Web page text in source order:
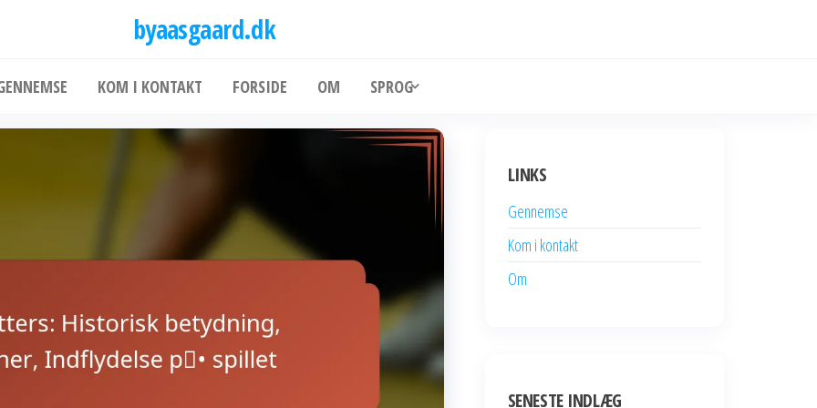
byaasgaard.dk
KOM I KONTAKT FORSIDE OM SPROG
LINKS
Gennemse
Kom i kontakt
Om
SENESTE INDLÆG